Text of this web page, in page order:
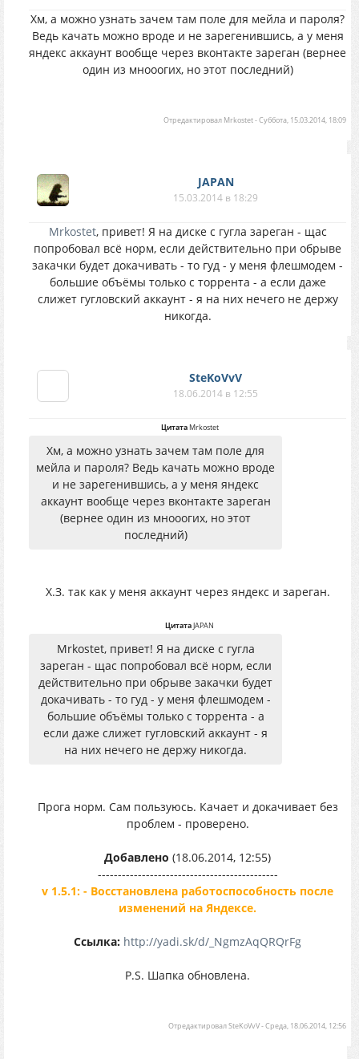
Хм, а можно узнать зачем там поле для мейла и пароля?
Ведь качать можно вроде и не зарегенившись, а у меня
яндекс аккаунт вообще через вконтакте зареган (вернее
один из мнооогих, но этот последний)
Отредактировал Mrkostet-Суббота, 15.03.2014, 18:09
JAPAN
15.03.2014 в 18:29
Mrkostet, привет! Я на диске с гугла зареган - щас
попробовал всё норм, если действительно при обрыве
закачки будет докачивать - то гуд - у меня флешмодем -
большие объёмы только с торрента - а если даже
слижет гугловский аккаунт - я на них нечего не держу
никогда.
SteKoVvV
18.06.2014 в 12:55
ЦитатаMrkostet
Хм, а можно узнать зачем там поле для
мейла и пароля? Ведь качать можно вроде
и не зарегенившись, а у меня яндекс
аккаунт вообще через вконтакте зареган
(вернее один из мнооогих, но этот
последний)
Х.З. так как у меня аккаунт через яндекс и зареган.
ЦитатаJAPAN
Mrkostet, привет! Я на диске с гугла
зареган - щас попробовал всё норм, если
действительно при обрыве закачки будет
докачивать - то гуд - у меня флешмодем -
большие объёмы только с торрента - а
если даже слижет гугловский аккаунт - я
на них нечего не держу никогда.
Прога норм. Сам пользуюсь. Качает и докачивает без
проблем - проверено.
Добавлено (18.06.2014, 12:55)
---------------------------------------------
v 1.5.1: - Восстановлена работоспособность после
изменений на Яндексе.
Ссылка: http://yadi.sk/d/_NgmzAqQRQrFg
P.S. Шапка обновлена.
ОтредактировалSteKoVvV-Среда, 18.06.2014, 12:56